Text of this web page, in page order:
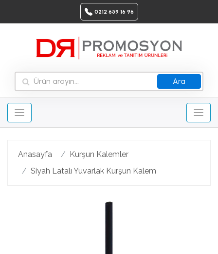
0212 659 16 96
Ara
Anasayfa
Kurşun Kalemler
Siyah Latalı Yuvarlak Kurşun Kalem